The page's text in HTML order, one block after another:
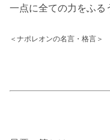
一点に全ての力をふる
＜ナポレオンの名言・格言＞